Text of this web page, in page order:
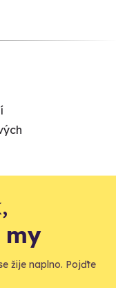
my
žije naplno. Pojďte